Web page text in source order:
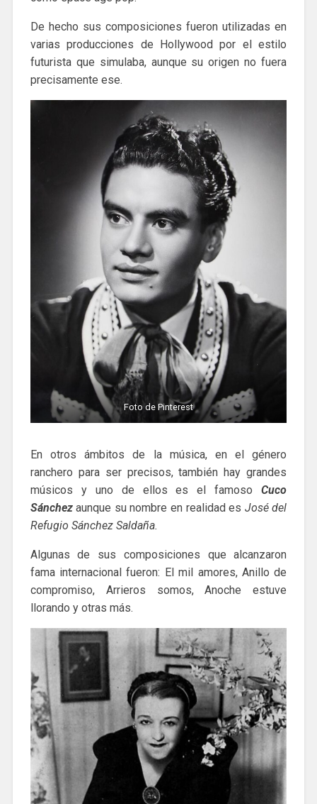
De hecho sus composiciones fueron utilizadas en
varias producciones de Hollywood por el estilo
futurista que simulaba, aunque su origen no fuera
precisamente ese.
Foto de Pinterest
En otros ámbitos de la música, en el género
ranchero para ser precisos, también hay grandes
músicos y uno de ellos es el famosoCuco
Sánchez aunque su nombre en realidad es José del
Refugio Sánchez Saldaña.
Algunas de sus composiciones que alcanzaron
fama internacional fueron: El mil amores, Anillo de
compromiso, Arrieros somos, Anoche estuve
llorando y otras más.